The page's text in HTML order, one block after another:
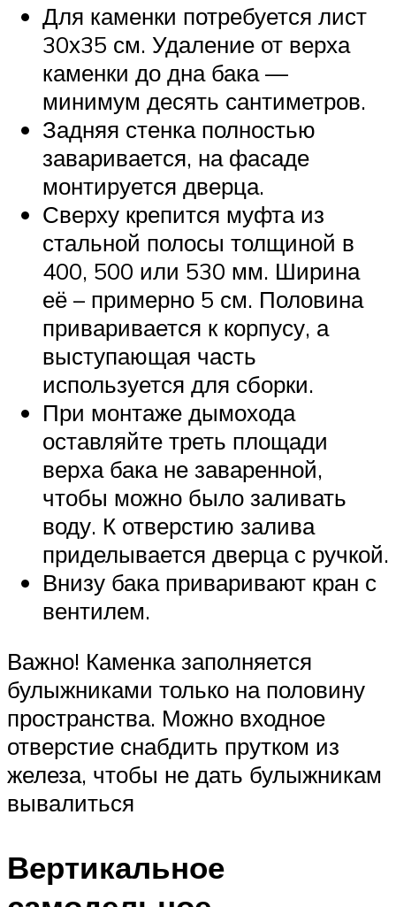
Для каменки потребуется лист
30х35 см. Удаление от верха
каменки до дна бака —
минимум десять сантиметров.
Задняя стенка полностью
заваривается, на фасаде
монтируется дверца.
Сверху крепится муфта из
стальной полосы толщиной в
400, 500 или 530 мм. Ширина
её – примерно 5 см. Половина
приваривается к корпусу, а
выступающая часть
используется для сборки.
При монтаже дымохода
оставляйте треть площади
верха бака не заваренной,
чтобы можно было заливать
воду. К отверстию залива
приделывается дверца с ручкой.
Внизу бака приваривают кран с
вентилем.
Важно! Каменка заполняется
булыжниками только на половину
пространства. Можно входное
отверстие снабдить прутком из
железа, чтобы не дать булыжникам
вывалиться
Вертикальное